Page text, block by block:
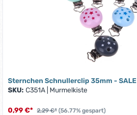
Sternchen Schnullerclip 35mm - SALE
SKU: C351A Murmelkiste
0,99 €* 2,29 €* (56.77% gespart)